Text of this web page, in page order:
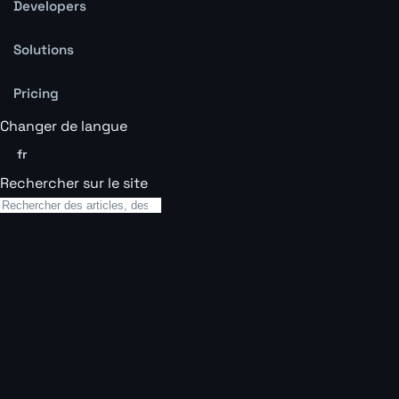
Developers
Solutions
Pricing
Changer de langue
fr
Rechercher sur le site